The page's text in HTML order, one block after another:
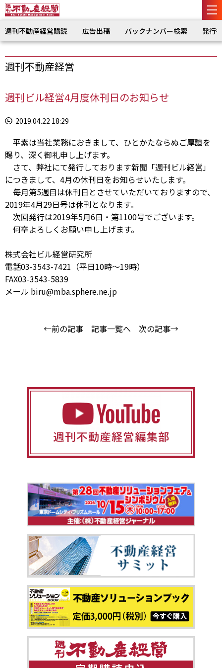
週刊不動産経営購読 広告出稿 バックナンバー検索 発行
週刊不動産経営
週刊ビル経営4月度休刊日のお知らせ
2019.04.22 18:29
平素は当社業務におきまして、ひとかたならぬご厚誼を
賜り、深く御礼申し上げます。
さて、弊社にて発行しております新聞「週刊ビル経営」
につきまして、4月の休刊日をお知らせいたします。
毎月第5週目は休刊日とさせていただいておりますので、
2019年4月29日号は休刊となります。
次回発行は2019年5月6日・第1100号でございます。
何卒よろしくお願い申し上げます。
株式会社ビル経営研究所
電話03-3543-7421（平日10時～19時）
FAX03-3543-5839
メール biru@mba.sphere.ne.jp
←前の記事 記事一覧へ 次の記事→